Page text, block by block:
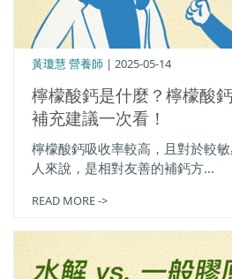
檸檬酸鈣是什麼？檸檬酸
補充建議一次看！
黃瓊慧 營養師 | 2025-05-14
檸檬酸鈣吸收率較高，且對於較
人來說，是相對友善的補鈣方...
READ MORE ->